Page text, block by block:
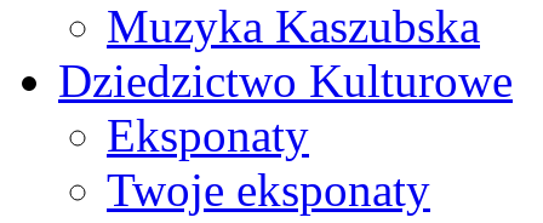
Muzyka Kaszubska
Dziedzictwo Kulturowe
Eksponaty
Twoje eksponaty